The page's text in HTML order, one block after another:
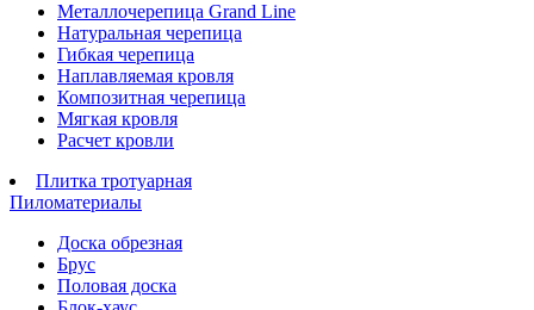
Металлочерепица Grand Line
Натуральная черепица
Гибкая черепица
Наплавляемая кровля
Композитная черепица
Мягкая кровля
Расчет кровли
Плитка тротуарная
Пиломатериалы
Доска обрезная
Брус
Половая доска